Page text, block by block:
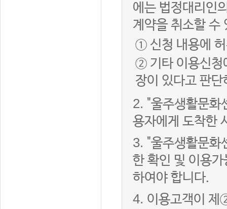
에는 법정대리인
계약을 취소할 수
① 신청 내용에
② 기타 이용신청
장이 있다고 판단
2. "울주생활문화
용자에게 도착한
3. "울주생활문화
한 확인 및 이용
하여야 합니다.
4. 이용고객이 제